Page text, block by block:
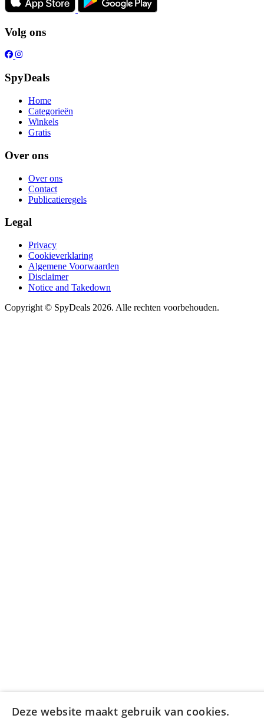
Volg ons
SpyDeals
Home
Categorieën
Winkels
Gratis
Over ons
Over ons
Contact
Publicatieregels
Legal
Privacy
Cookieverklaring
Algemene Voorwaarden
Disclaimer
Notice and Takedown
Copyright © SpyDeals 2026. Alle rechten voorbehouden.
Deze website maakt gebruik van cookies.